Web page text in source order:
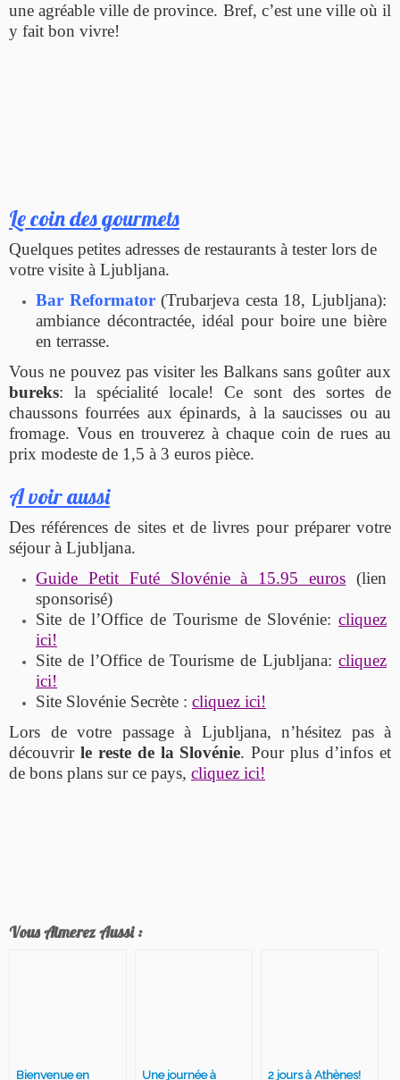
une agréable ville de province. Bref, c’est une ville où il
y fait bon vivre!
Le coin des gourmets
Quelques petites adresses de restaurants à tester lors de
votre visite à Ljubljana.
Bar Reformator(Trubarjeva cesta 18, Ljubljana):
ambiance décontractée, idéal pour boire une bière
en terrasse.
Vous ne pouvez pas visiter les Balkans sans goûter aux
bureks: la spécialité locale! Ce sont des sortes de
chaussons fourrées aux épinards, à la saucisses ou au
fromage. Vous en trouverez à chaque coin de rues au
prix modeste de 1,5 à 3 euros pièce.
A voir aussi
Des références de sites et de livres pour préparer votre
séjour à Ljubljana.
Guide Petit Futé Slovénie à 15.95 euros (lien
sponsorisé)
Site de l’Office de Tourisme de Slovénie: cliquez
ici!
Site de l’Office de Tourisme de Ljubljana: cliquez
ici!
Site Slovénie Secrète : cliquez ici!
Lors de votre passage à Ljubljana, n’hésitez pas à
découvrir le reste de la Slovénie. Pour plus d’infos et
de bons plans sur ce pays, cliquez ici!
Vous Aimerez Aussi :
Bienvenue en Une journée à 2 jours à Athènes!